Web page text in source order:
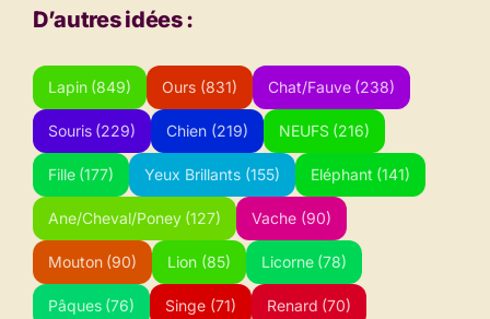
D’autres idées :
Lapin (849) Ours (831) Chat/Fauve (238)
Souris (229) Chien (219) NEUFS (216)
Fille (177) Yeux Brillants (155) Eléphant (141)
Ane/Cheval/Poney (127) Vache (90)
Mouton (90) Lion (85) Licorne (78)
Pâques (76) Singe (71) Renard (70)